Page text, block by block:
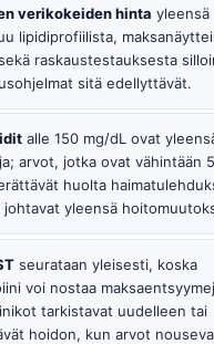
verikokeiden hinta yleensä
lipidiprofiilista,
raskaustestauksesta
sitä edellyttävät.
alle 150 mg/dL ovat
arvot, jotka ovat vähintään
huolta
johtavat yleensä
seurataan yleisesti, koska
voi nostaa
tarkistavat uudelleen tai
hoidon, kun arvot